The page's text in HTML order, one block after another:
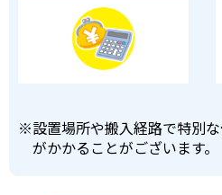
※設置場所や搬入経路で特別
がかかることがございます。